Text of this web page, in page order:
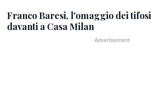
Franco Baresi, l'omaggio dei tifosi
davanti a Casa Milan